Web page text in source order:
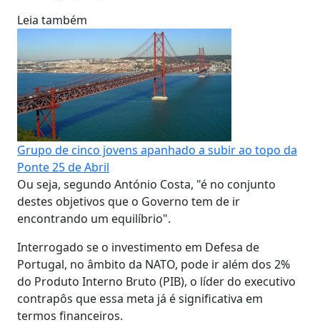
Leia também
Grupo de cinco jovens apanhado a subir ao topo da
Ponte 25 de Abril
Ou seja, segundo António Costa, "é no conjunto
destes objetivos que o Governo tem de ir
encontrando um equilíbrio".
Interrogado se o investimento em Defesa de
Portugal, no âmbito da NATO, pode ir além dos 2%
do Produto Interno Bruto (PIB), o líder do executivo
contrapôs que essa meta já é significativa em
termos financeiros.